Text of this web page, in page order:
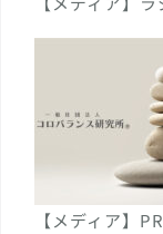
【メディア】